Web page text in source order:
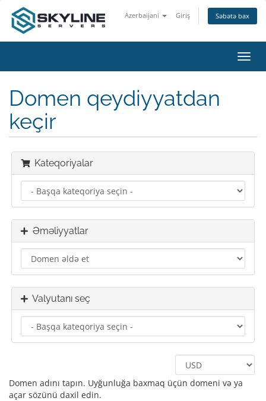
Azerbaijani Giriş Səbətə bax
keçid
Domen qeydiyyatdan
keçir
Kateqoriyalar
Əməliyyatlar
Valyutanı seç
Domen adını tapın. Uyğunluğa baxmaq üçün domeni və ya
açar sözünü daxil edin.